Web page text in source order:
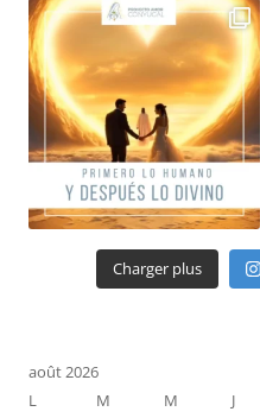
Charger plus
août 2026
L
M M J